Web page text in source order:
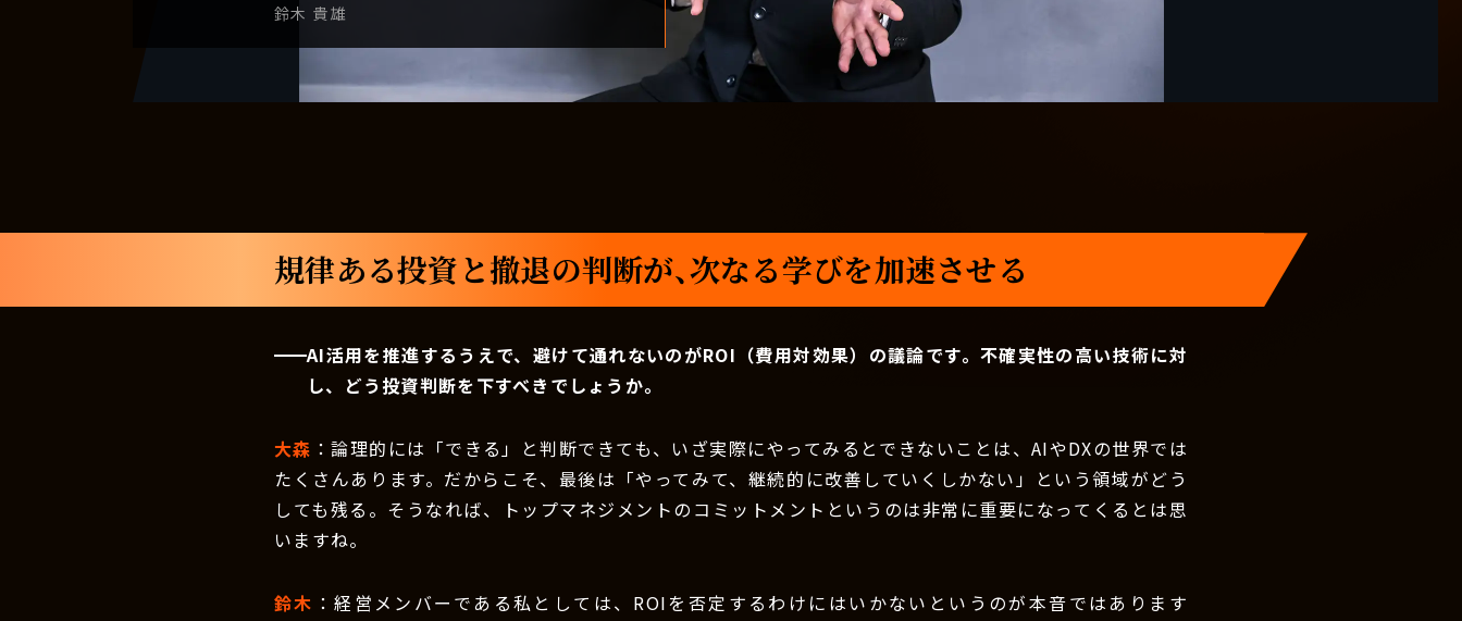
鈴木 貴雄
規律ある投資と撤退の判断が、次なる学びを加速させる
AI活用を推進するうえで、避けて通れないのがROI（費用対効果）の議論です。不確実性の高い技術に対
し、どう投資判断を下すべきでしょうか。
大森 ：論理的には「できる」と判断できても、いざ実際にやってみるとできないことは、AIやDXの世界では
たくさんあります。だからこそ、最後は「やってみて、継続的に改善していくしかない」という領域がどう
しても残る。そうなれば、トップマネジメントのコミットメントというのは非常に重要になってくるとは思
いますね。
鈴木 ：経営メンバーである私としては、ROIを否定するわけにはいかないというのが本音ではあります